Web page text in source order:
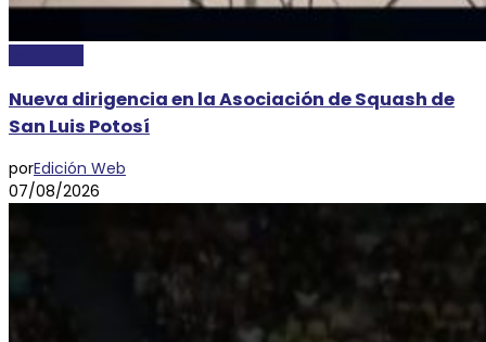
Nueva dirigencia en la Asociación de Squash de
San Luis Potosí
porEdición Web
07/08/2026